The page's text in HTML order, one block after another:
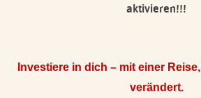
aktivieren!!!
Investiere in dich – mit einer
verändert.